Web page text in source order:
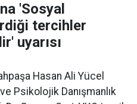
'Sosyal
tercihler
uyarısı
Hasan Ali Yücel
Psikolojik Danışmanlık